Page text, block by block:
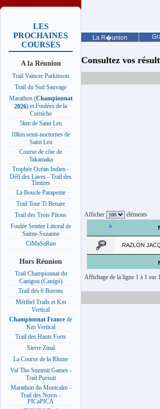
La R�union
LES
PROCHAINES
COURSES
A la Réunion
Trail Vaincre Parkinson
Trail du Sud Sauvage
Marathon (Championnat
2026) et Foulées de la
Corniche
5km de Saint Leu
10km semi-nocturnes de
Saint Leu
Course de côte de
Takamaka
Trophée Océan Indien -
Défi des Laves - Trail des
Timizes
La Boucle Parapente
Trail Tour Ti Benare
Trail des Trois Pitons
Foulée Sentier Littoral de
Sainte-Suzanne
CiMaSaRun
Hors Réunion
Trail Championnat du
Canigou (Canigó)
Trail des 6 Burons
Méribel Trails et Km
Vertical
Championnat France de
Km Vertical
Trail des Hauts Forts
Sierre Zinal
La Course de la Rhune
Val Tho Summit Games -
Trail Pursuit
Marathon du Montcalm -
Trail des Novis -
PICaPICA
Consultez vos
Afficher éléments
RAZLON
Affichage de la ligne 1 à 1 sur